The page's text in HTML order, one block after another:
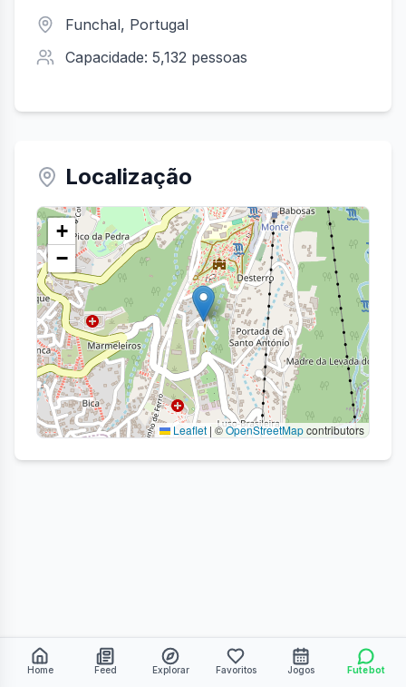
Funchal, Portugal
Capacidade: 5,132 pessoas
Localização
+
−
Leaflet | ©OpenStreetMapcontributors
Home Feed Explorar Favoritos Jogos Futebot